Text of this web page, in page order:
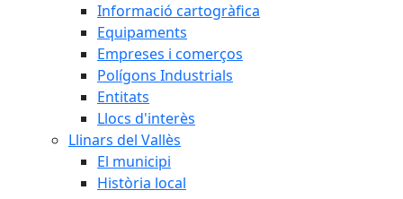
Informació cartogràfica
Equipaments
Empreses i comerços
Polígons Industrials
Entitats
Llocs d'interès
Llinars del Vallès
El municipi
Història local